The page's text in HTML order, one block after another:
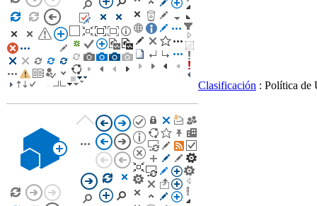
Clasificación : Política de